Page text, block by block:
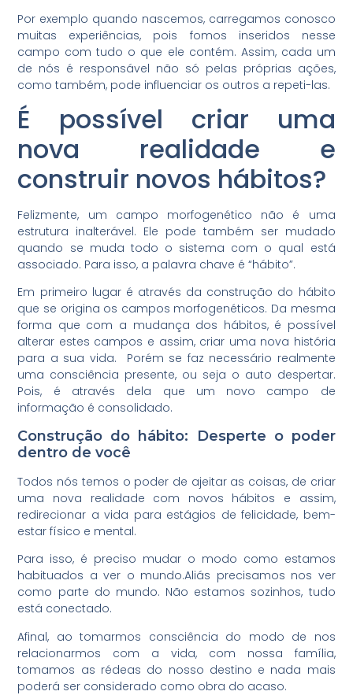
Por exemplo quando nascemos, carregamos conosco
muitas experiências, pois fomos inseridos nesse
campo com tudo o que ele contém. Assim, cada um
de nós é responsável não só pelas próprias ações,
como também, pode influenciar os outros a repeti-las.
É possível criar uma
nova realidade e
construir novos hábitos?
Felizmente, um campo morfogenético não é uma
estrutura inalterável. Ele pode também ser mudado
quando se muda todo o sistema com o qual está
associado. Para isso, a palavra chave é “hábito”.
Em primeiro lugar é através da construção do hábito
que se origina os campos morfogenéticos. Da mesma
forma que com a mudança dos hábitos, é possível
alterar estes campos e assim, criar uma nova história
para a sua vida. Porém se faz necessário realmente
uma consciência presente, ou seja o auto despertar.
Pois, é através dela que um novo campo de
informação é consolidado.
Construção do hábito: Desperte o poder
dentro de você
Todos nós temos o poder de ajeitar as coisas, de criar
uma nova realidade com novos hábitos e assim,
redirecionar a vida para estágios de felicidade, bem-
estar físico e mental.
Para isso, é preciso mudar o modo como estamos
habituados a ver o mundo.Aliás precisamos nos ver
como parte do mundo. Não estamos sozinhos, tudo
está conectado.
Afinal, ao tomarmos consciência do modo de nos
relacionarmos com a vida, com nossa família,
tomamos as rédeas do nosso destino e nada mais
poderá ser considerado como obra do acaso.